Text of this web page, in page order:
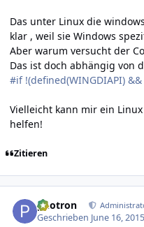
Das unter Linux die
klar , weil sie Windows
Aber warum versucht der
Das ist doch abhängig von
#if !(defined(WINGDIAPI) &&
Vielleicht kann mir ein
helfen!
Zitieren
photron
Geschrieben June 16,